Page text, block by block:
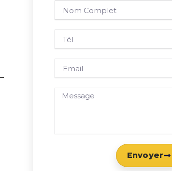
complet
Message
Envoyer